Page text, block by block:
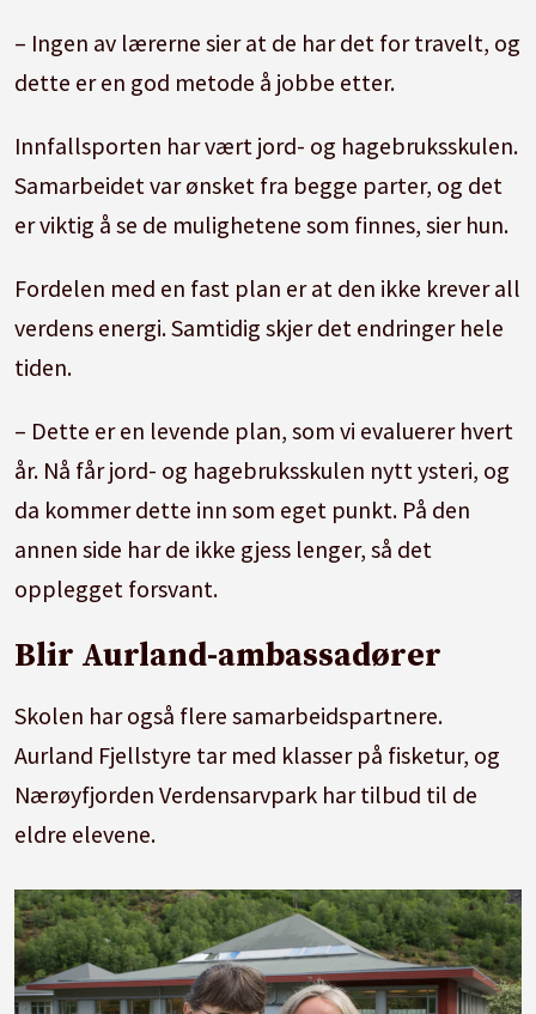
– Ingen av lærerne sier at de har det for travelt, og
dette er en god metode å jobbe etter.
Innfallsporten har vært jord- og hagebruksskulen.
Samarbeidet var ønsket fra begge parter, og det
er viktig å se de mulighetene som finnes, sier hun.
Fordelen med en fast plan er at den ikke krever all
verdens energi. Samtidig skjer det endringer hele
tiden.
– Dette er en levende plan, som vi evaluerer hvert
år. Nå får jord- og hagebruksskulen nytt ysteri, og
da kommer dette inn som eget punkt. På den
annen side har de ikke gjess lenger, så det
opplegget forsvant.
Blir Aurland-ambassadører
Skolen har også flere samarbeidspartnere.
Aurland Fjellstyre tar med klasser på fisketur, og
Nærøyfjorden Verdensarvpark har tilbud til de
eldre elevene.